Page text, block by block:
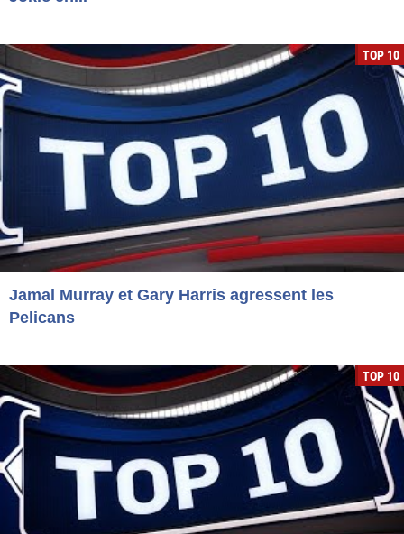
TOP 10
Jamal Murray et Gary Harris agressent les
Pelicans
TOP 10